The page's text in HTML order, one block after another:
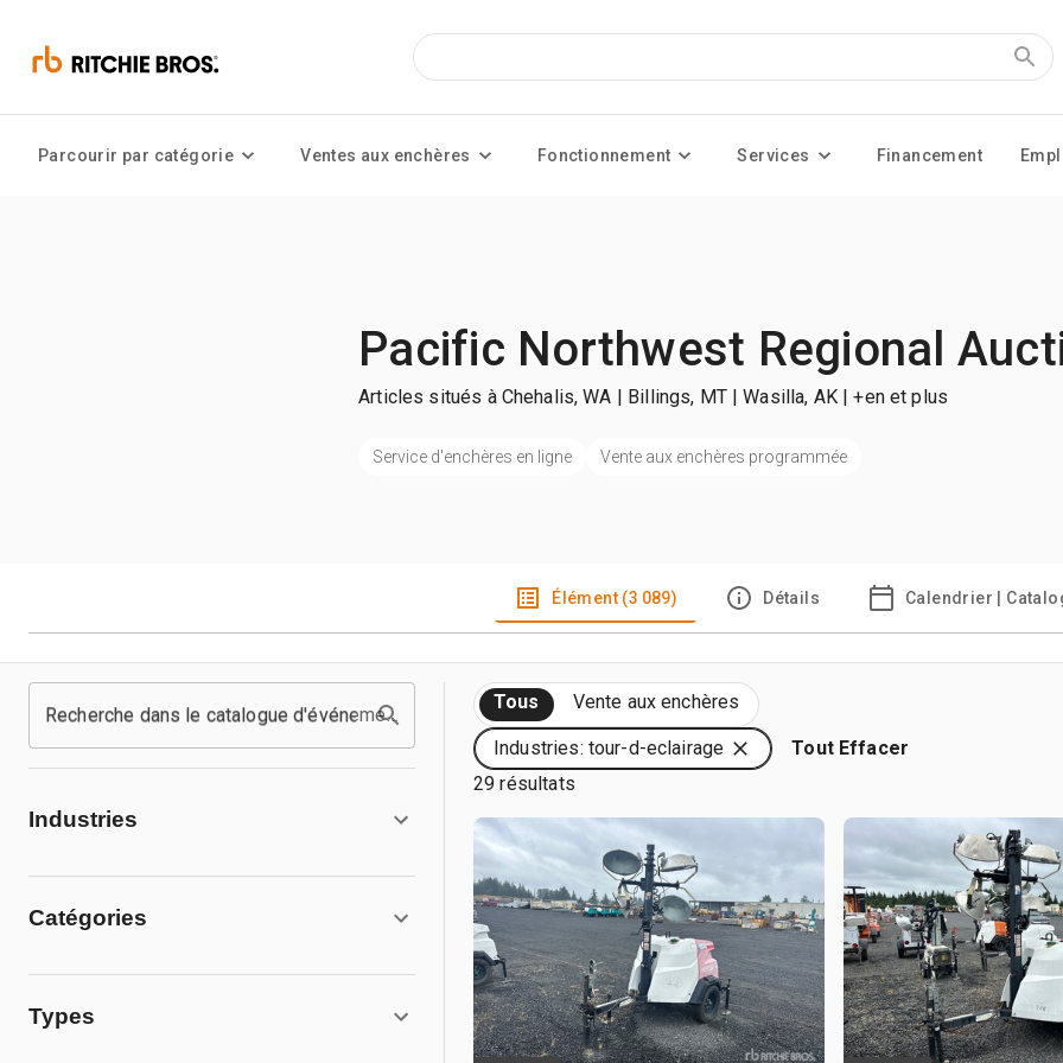
Parcourir par catégorie Ventes aux enchères Fonctionnement Services Financement
Pacific Northwest Regional
Articles situés à Chehalis, WA | Billings, MT | Wasilla, AK | +en et plus
Service d'enchères en ligne Vente aux enchères programmée
Élément (3 089) Détails Calendrier |
Recherche dans le catalogue d'événements
Industries
Catégories
Types
Tous Vente aux enchères
Industries: tour-d-eclairage
Tout Effacer
29 résultats